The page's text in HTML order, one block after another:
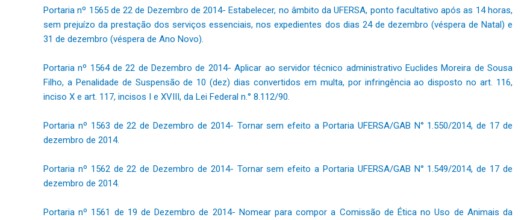
Portaria nº 1565 de 22 de Dezembro de 2014- Estabelecer, no âmbito da UFERSA, ponto facultativo após as 14 horas,
sem prejuízo da prestação dos serviços essenciais, nos expedientes dos dias 24 de dezembro (véspera de Natal) e
31 de dezembro (véspera de Ano Novo).
Portaria nº 1564 de 22 de Dezembro de 2014- Aplicar ao servidor técnico administrativo Euclides Moreira de Sousa
Filho, a Penalidade de Suspensão de 10 (dez) dias convertidos em multa, por infringência ao disposto no art. 116,
inciso X e art. 117, incisos I e XVIII, da Lei Federal n.° 8.112/90.
Portaria nº 1563 de 22 de Dezembro de 2014- Tornar sem efeito a Portaria UFERSA/GAB N° 1.550/2014, de 17 de
dezembro de 2014.
Portaria nº 1562 de 22 de Dezembro de 2014- Tornar sem efeito a Portaria UFERSA/GAB N° 1.549/2014, de 17 de
dezembro de 2014.
Portaria nº 1561 de 19 de Dezembro de 2014- Nomear para compor a Comissão de Ética no Uso de Animais da